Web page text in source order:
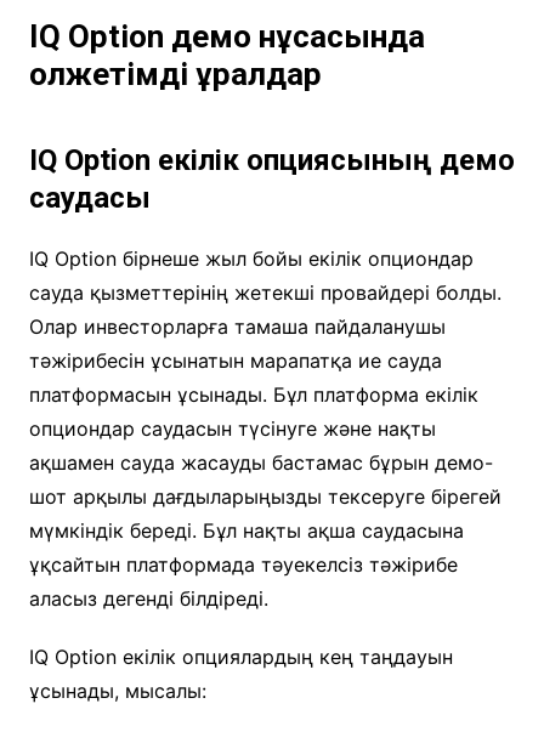
IQ Option демо нұсқасында
қолжетімді құралдар
IQ Option екілік опциясының демо
саудасы
IQ Option бірнеше жыл бойы екілік опциондар
сауда қызметтерінің жетекші провайдері болды.
Олар инвесторларға тамаша пайдаланушы
тәжірибесін ұсынатын марапатқа ие сауда
платформасын ұсынады. Бұл платформа екілік
опциондар саудасын түсінуге және нақты
ақшамен сауда жасауды бастамас бұрын демо-
шот арқылы дағдыларыңызды тексеруге бірегей
мүмкіндік береді. Бұл нақты ақша саудасына
ұқсайтын платформада тәуекелсіз тәжірибе
аласыз дегенді білдіреді.
IQ Option екілік опциялардың кең таңдауын
ұсынады, мысалы: